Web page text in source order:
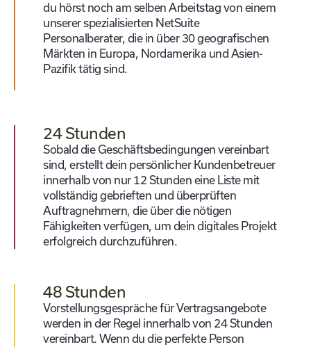
du hörst noch am selben Arbeitstag von einem
unserer spezialisierten NetSuite
Personalberater, die in über 30 geografischen
Märkten in Europa, Nordamerika und Asien-
Pazifik tätig sind.
24 Stunden
Sobald die Geschäftsbedingungen vereinbart
sind, erstellt dein persönlicher Kundenbetreuer
innerhalb von nur 12 Stunden eine Liste mit
vollständig gebrieften und überprüften
Auftragnehmern, die über die nötigen
Fähigkeiten verfügen, um dein digitales Projekt
erfolgreich durchzuführen.
48 Stunden
Vorstellungsgespräche für Vertragsangebote
werden in der Regel innerhalb von 24 Stunden
vereinbart. Wenn du die perfekte Person